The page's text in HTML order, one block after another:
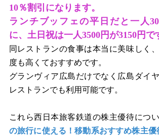
10％割引になります。
ランチブッフェの平日だと一人
に、土日祝は一人3500円が3150円で
同レストランの食事は本当に美味しく
度も高くておすすめです。
グランヴィア広島だけでなく広島ダイ
レストランでも利用可能です。
これら西日本旅客鉄道の株主優待につい
の旅行に使える！移動系おすすめ株主優